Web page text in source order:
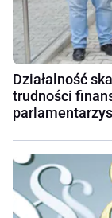
Działalność
trudności